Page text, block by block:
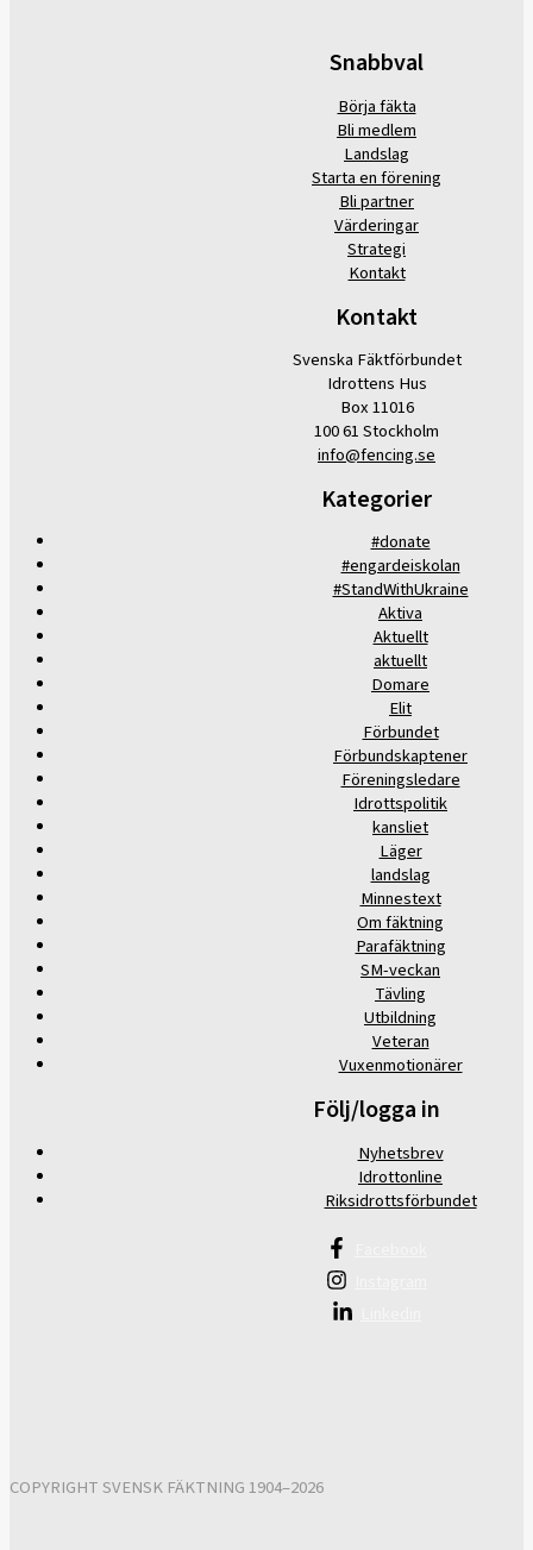
Snabbval
Börja fäkta
Bli medlem
Landslag
Starta en förening
Bli partner
Värderingar
Strategi
Kontakt
Kontakt
Svenska Fäktförbundet
Idrottens Hus
Box 11016
100 61 Stockholm
info@fencing.se
Kategorier
#donate
#engardeiskolan
#StandWithUkraine
Aktiva
Aktuellt
aktuellt
Domare
Elit
Förbundet
Förbundskaptener
Föreningsledare
Idrottspolitik
kansliet
Läger
landslag
Minnestext
Om fäktning
Parafäktning
SM-veckan
Tävling
Utbildning
Veteran
Vuxenmotionärer
Följ/logga in
Nyhetsbrev
Idrottonline
Riksidrottsförbundet
COPYRIGHT SVENSK FÄKTNING 1904–2026